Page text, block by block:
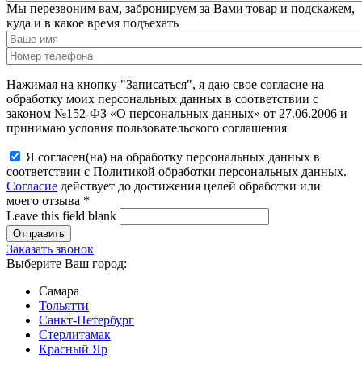
Мы перезвоним вам, забронируем за Вами товар и подскажем,
куда и в какое время подъехать
Нажимая на кнопку "Записаться", я даю свое согласие на
обработку моих персональных данных в соответствии с
законом №152-ФЗ «О персональных данных» от 27.06.2006 и
принимаю условия пользовательского соглашения
Я согласен(на) на обработку персональных данных в
соответствии с Политикой обработки персональных данных.
Согласие действует до достижения целей обработки или
моего отзыва *
Leave this field blank
Заказать звонок
Выберите Ваш город:
Самара
Тольятти
Санкт-Петербург
Стерлитамак
Красный Яр